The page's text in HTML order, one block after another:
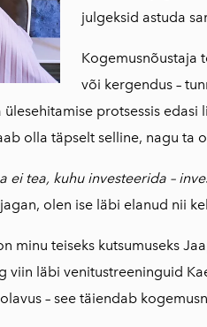
julgeksid astuda
Kogemusnõustaja
või kergendus –
ülesehitamise protsessis
olla täpselt selline, nagu ta
ei tea, kuhu investeerida –
olen ise läbi elanud nii
minu teiseks kutsumuseks
viin läbi venitustreeninguid
– see täiendab